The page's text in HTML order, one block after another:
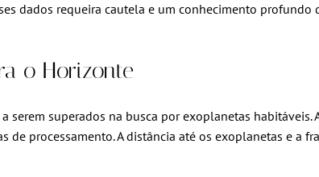
dados requeira cautela e um conhecimento profundo
o Horizonte
superados na busca por exoplanetas
processamento. A distância até os exoplanetas e a